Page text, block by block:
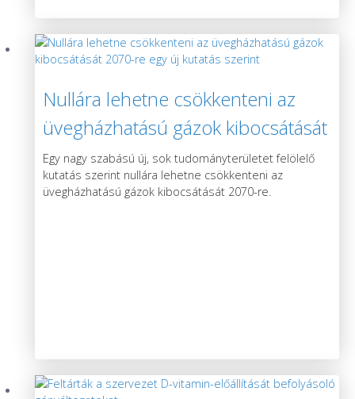
Nullára lehetne csökkenteni az
üvegházhatású gázok kibocsátását
2070-re egy új kutatás szerint
Egy nagy szabású új, sok tudományterületet felölelő
kutatás szerint nullára lehetne csökkenteni az
üvegházhatású gázok kibocsátását 2070-re.